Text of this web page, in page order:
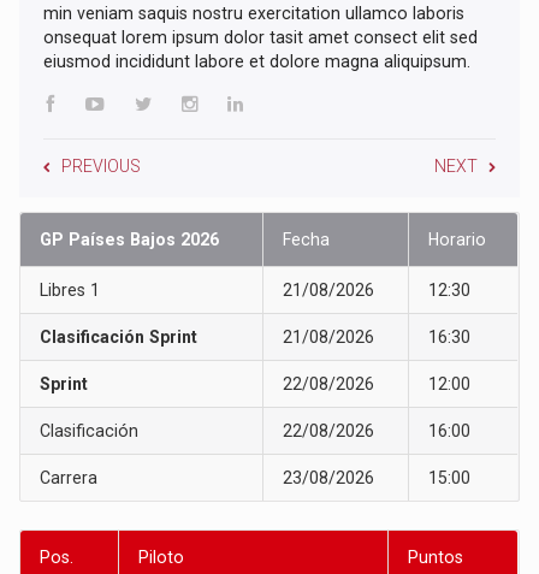
min veniam saquis nostru exercitation ullamco laboris
onsequat lorem ipsum dolor tasit amet consect elit sed
eiusmod incididunt labore et dolore magna aliquipsum.
PREVIOUS NEXT
GP Países Bajos 2026 Fecha Horario
Libres 1 21/08/2026 12:30
Clasificación Sprint 21/08/2026 16:30
Sprint 22/08/2026 12:00
Clasificación 22/08/2026 16:00
Carrera 23/08/2026 15:00
Pos. Piloto Puntos